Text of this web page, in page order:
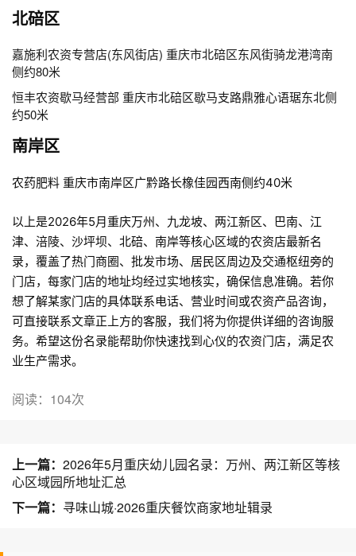
北碚区
嘉施利农资专营店(东风街店) 重庆市北碚区东风街骑龙港湾南
侧约80米
恒丰农资歇马经营部 重庆市北碚区歇马支路鼎雅心语琚东北侧
约50米
南岸区
农药肥料 重庆市南岸区广黔路长橡佳园西南侧约40米
以上是2026年5月重庆万州、九龙坡、两江新区、巴南、江
津、涪陵、沙坪坝、北碚、南岸等核心区域的农资店最新名
录，覆盖了热门商圈、批发市场、居民区周边及交通枢纽旁的
门店，每家门店的地址均经过实地核实，确保信息准确。若你
想了解某家门店的具体联系电话、营业时间或农资产品咨询，
可直接联系文章正上方的客服，我们将为你提供详细的咨询服
务。希望这份名录能帮助你快速找到心仪的农资门店，满足农
业生产需求。
阅读：104次
上一篇： 2026年5月重庆幼儿园名录：万州、两江新区等核
心区域园所地址汇总
下一篇： 寻味山城·2026重庆餐饮商家地址辑录